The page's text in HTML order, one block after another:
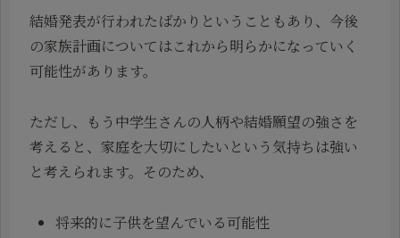
結婚発表が行われたばかりということもあり、今後
の家族計画についてはこれから明らかになっていく
可能性があります。
ただし、もう中学生さんの人柄や結婚願望の強さを
考えると、家庭を大切にしたいという気持ちは強い
と考えられます。そのため、
将来的に子供を望んでいる可能性